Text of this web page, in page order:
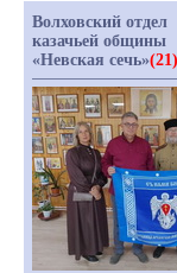
Волховский отдел
казачьей общины
«Невская сечь»(21)